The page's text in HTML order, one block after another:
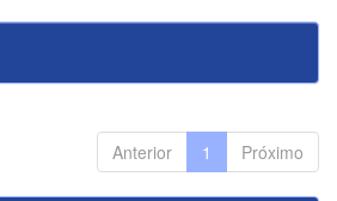
Anterior 1 Próximo